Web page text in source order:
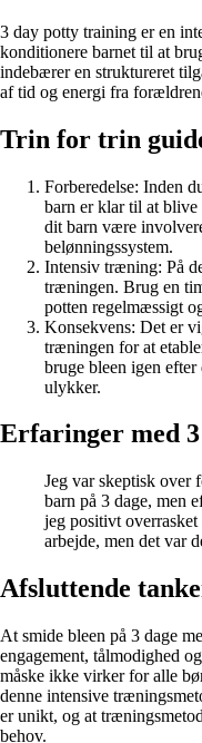
3 day potty training er en
konditionere barnet til at
indebærer en struktureret
af tid og energi fra
Trin for trin
Forberedelse: Inden
barn er klar til at
dit barn være
belønningssystem.
Intensiv træning: På
træningen. Brug en
potten regelmæssigt
Konsekvens: Det er
træningen for at
bruge bleen igen
ulykker.
Erfaringer med
Jeg var skeptisk over
barn på 3 dage, men
jeg positivt
arbejde, men det var
Afsluttende
At smide bleen på 3 dage
engagement, tålmodighed
måske ikke virker for alle
denne intensive
er unikt, og at
behov.